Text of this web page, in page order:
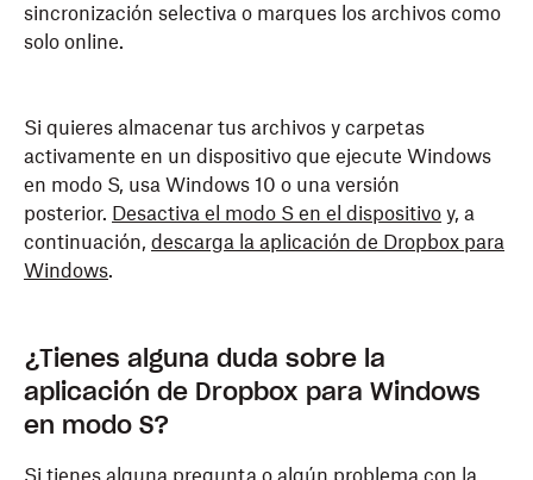
sincronización selectiva o marques los archivos como
solo online.
Si quieres almacenar tus archivos y carpetas
activamente en un dispositivo que ejecute Windows
en modo S, usa Windows 10 o una versión
posterior. Desactiva el modo S en el dispositivo y, a
continuación, descarga la aplicación de Dropbox para
Windows.
¿Tienes alguna duda sobre la
aplicación de Dropbox para Windows
en modo S?
Si tienes alguna pregunta o algún problema con la